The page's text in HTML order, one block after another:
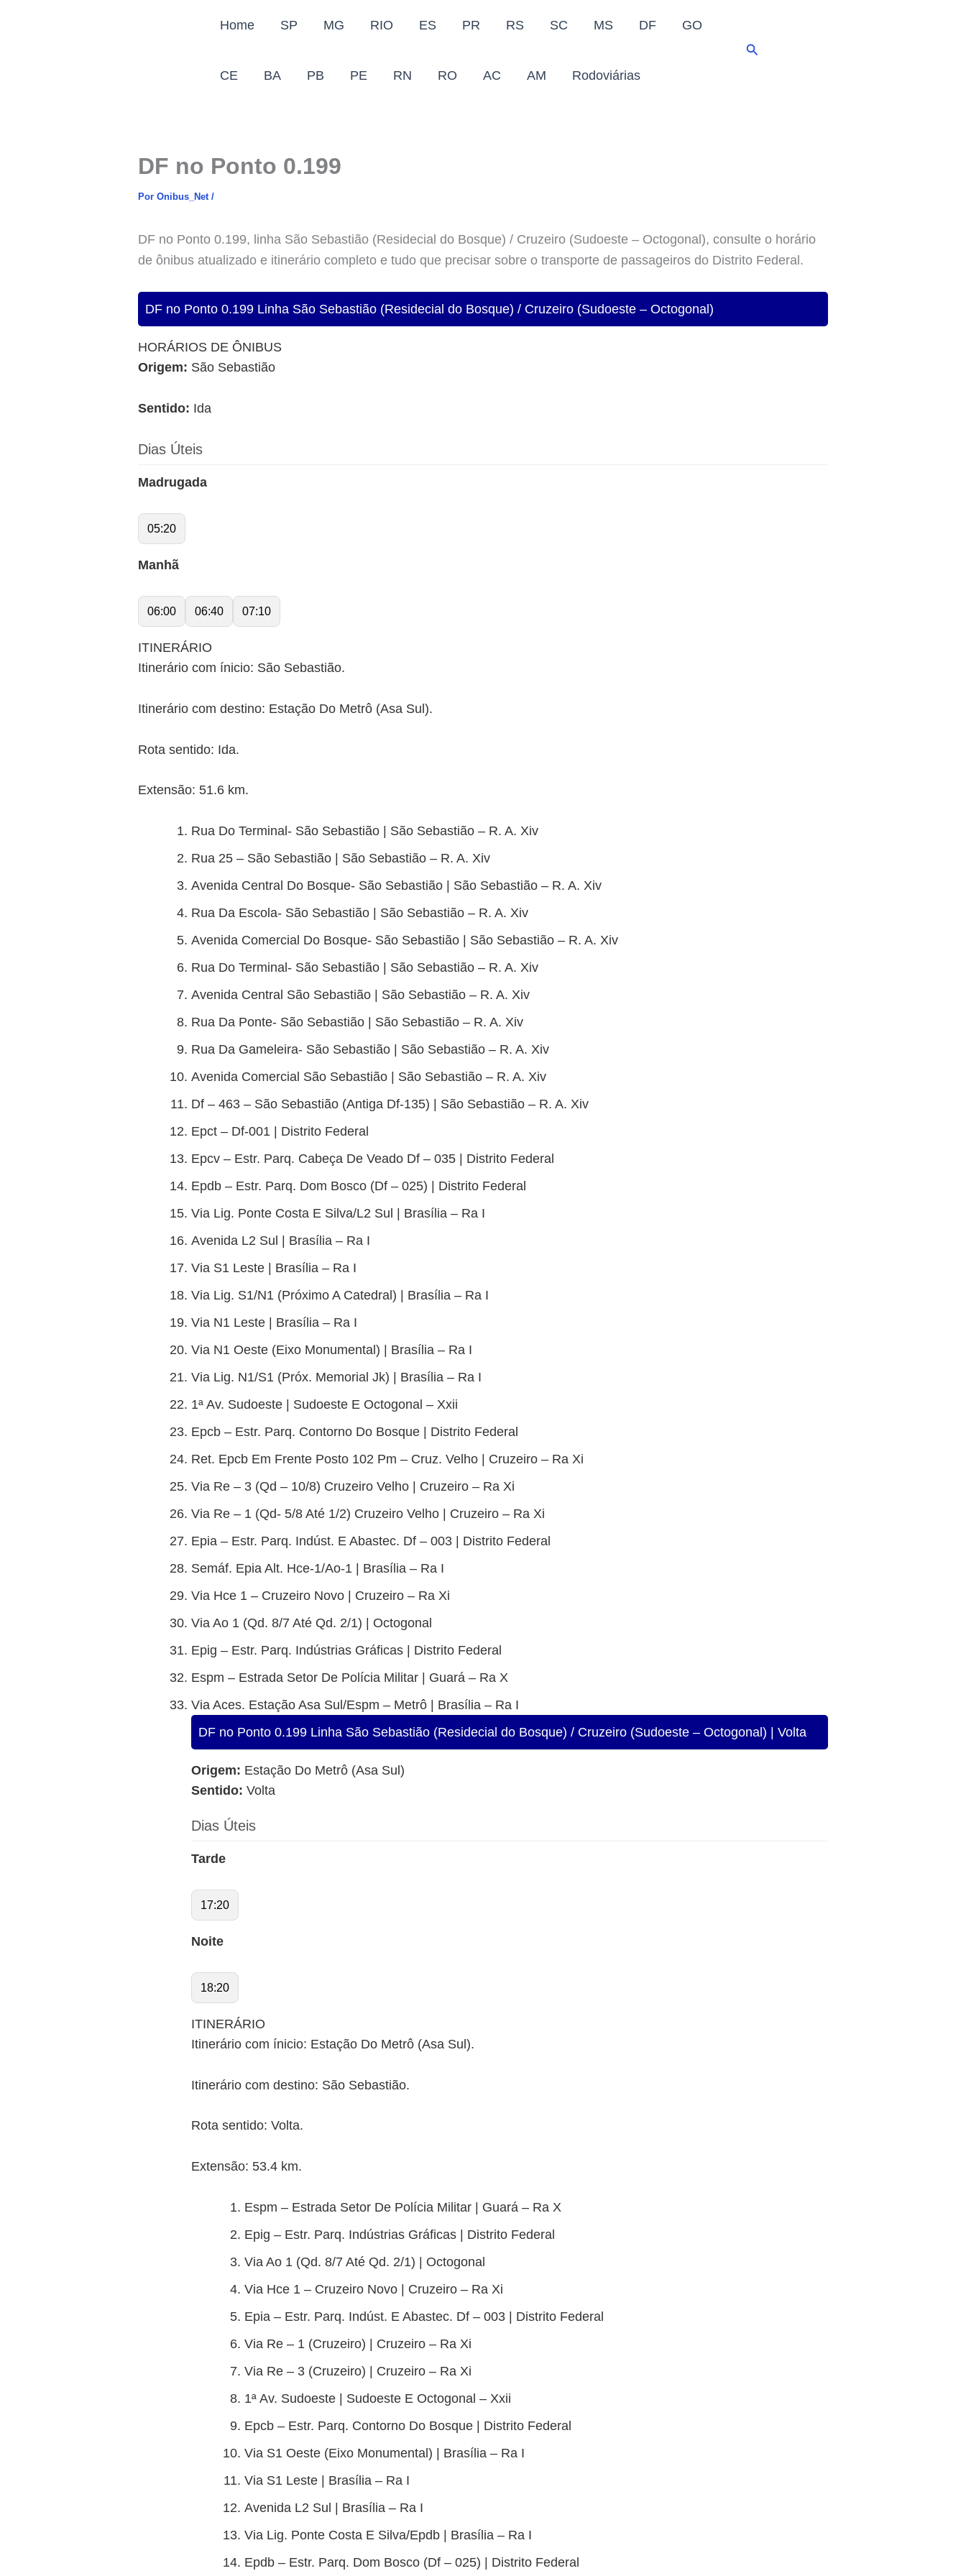
Home SP MG RIO ES PR RS SC MS DF GO
CE BA PB PE RN RO AC AM Rodoviárias
Pesquisar
DF no Ponto 0.199
Por Onibus_Net /
DF no Ponto 0.199, linha São Sebastião (Residecial do Bosque) / Cruzeiro (Sudoeste – Octogonal), consulte o horário
de ônibus atualizado e itinerário completo e tudo que precisar sobre o transporte de passageiros do Distrito Federal.
DF no Ponto 0.199 Linha São Sebastião (Residecial do Bosque) / Cruzeiro (Sudoeste – Octogonal)
HORÁRIOS DE ÔNIBUS
Origem: São Sebastião
Sentido: Ida
Dias Úteis
Madrugada
05:20
Manhã
06:00 06:40 07:10
ITINERÁRIO
Itinerário com ínicio: São Sebastião.
Itinerário com destino: Estação Do Metrô (Asa Sul).
Rota sentido: Ida.
Extensão: 51.6 km.
Rua Do Terminal- São Sebastião | São Sebastião – R. A. Xiv
Rua 25 – São Sebastião | São Sebastião – R. A. Xiv
Avenida Central Do Bosque- São Sebastião | São Sebastião – R. A. Xiv
Rua Da Escola- São Sebastião | São Sebastião – R. A. Xiv
Avenida Comercial Do Bosque- São Sebastião | São Sebastião – R. A. Xiv
Rua Do Terminal- São Sebastião | São Sebastião – R. A. Xiv
Avenida Central São Sebastião | São Sebastião – R. A. Xiv
Rua Da Ponte- São Sebastião | São Sebastião – R. A. Xiv
Rua Da Gameleira- São Sebastião | São Sebastião – R. A. Xiv
Avenida Comercial São Sebastião | São Sebastião – R. A. Xiv
Df – 463 – São Sebastião (Antiga Df-135) | São Sebastião – R. A. Xiv
Epct – Df-001 | Distrito Federal
Epcv – Estr. Parq. Cabeça De Veado Df – 035 | Distrito Federal
Epdb – Estr. Parq. Dom Bosco (Df – 025) | Distrito Federal
Via Lig. Ponte Costa E Silva/L2 Sul | Brasília – Ra I
Avenida L2 Sul | Brasília – Ra I
Via S1 Leste | Brasília – Ra I
Via Lig. S1/N1 (Próximo A Catedral) | Brasília – Ra I
Via N1 Leste | Brasília – Ra I
Via N1 Oeste (Eixo Monumental) | Brasília – Ra I
Via Lig. N1/S1 (Próx. Memorial Jk) | Brasília – Ra I
1ª Av. Sudoeste | Sudoeste E Octogonal – Xxii
Epcb – Estr. Parq. Contorno Do Bosque | Distrito Federal
Ret. Epcb Em Frente Posto 102 Pm – Cruz. Velho | Cruzeiro – Ra Xi
Via Re – 3 (Qd – 10/8) Cruzeiro Velho | Cruzeiro – Ra Xi
Via Re – 1 (Qd- 5/8 Até 1/2) Cruzeiro Velho | Cruzeiro – Ra Xi
Epia – Estr. Parq. Indúst. E Abastec. Df – 003 | Distrito Federal
Semáf. Epia Alt. Hce-1/Ao-1 | Brasília – Ra I
Via Hce 1 – Cruzeiro Novo | Cruzeiro – Ra Xi
Via Ao 1 (Qd. 8/7 Até Qd. 2/1) | Octogonal
Epig – Estr. Parq. Indústrias Gráficas | Distrito Federal
Espm – Estrada Setor De Polícia Militar | Guará – Ra X
Via Aces. Estação Asa Sul/Espm – Metrô | Brasília – Ra I
DF no Ponto 0.199 Linha São Sebastião (Residecial do Bosque) / Cruzeiro (Sudoeste – Octogonal) | Volta
Origem: Estação Do Metrô (Asa Sul)
Sentido: Volta
Dias Úteis
Tarde
17:20
Noite
18:20
ITINERÁRIO
Itinerário com ínicio: Estação Do Metrô (Asa Sul).
Itinerário com destino: São Sebastião.
Rota sentido: Volta.
Extensão: 53.4 km.
Espm – Estrada Setor De Polícia Militar | Guará – Ra X
Epig – Estr. Parq. Indústrias Gráficas | Distrito Federal
Via Ao 1 (Qd. 8/7 Até Qd. 2/1) | Octogonal
Via Hce 1 – Cruzeiro Novo | Cruzeiro – Ra Xi
Epia – Estr. Parq. Indúst. E Abastec. Df – 003 | Distrito Federal
Via Re – 1 (Cruzeiro) | Cruzeiro – Ra Xi
Via Re – 3 (Cruzeiro) | Cruzeiro – Ra Xi
1ª Av. Sudoeste | Sudoeste E Octogonal – Xxii
Epcb – Estr. Parq. Contorno Do Bosque | Distrito Federal
Via S1 Oeste (Eixo Monumental) | Brasília – Ra I
Via S1 Leste | Brasília – Ra I
Avenida L2 Sul | Brasília – Ra I
Via Lig. Ponte Costa E Silva/Epdb | Brasília – Ra I
Epdb – Estr. Parq. Dom Bosco (Df – 025) | Distrito Federal